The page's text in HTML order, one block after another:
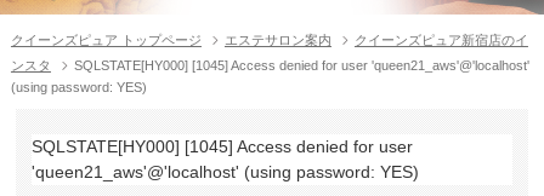
クイーンズピュア トップページ エステサロン案内
クイーンズピュア新宿店のイ
ンスタ
SQLSTATE[HY000] [1045] Access denied for user 'queen21_aws'@'localhost'
(using password: YES)
SQLSTATE[HY000] [1045] Access denied for user
'queen21_aws'@'localhost' (using password: YES)